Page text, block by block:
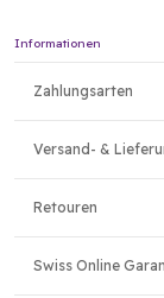
Informationen
Zahlungsarten
Versand- &
Retouren
Swiss Online